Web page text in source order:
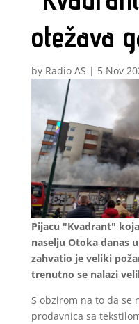
otežava
by Radio AS | 5 Nov
Pijacu "Kvadrant"
naselju Otoka danas
zahvatio je veliki
trenutno se nalazi
S obzirom na to da se
prodavnica sa